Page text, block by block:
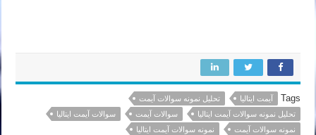
Tags آیمت ایتالیا
تحلیل نمونه سوالات آیمت
تحلیل نمونه سوالات آیمت ایتالیا
سوالات آیمت
سوالات آیمت ایتالیا
نمونه سوالات آیمت
نمونه سوالات آیمت ایتالیا